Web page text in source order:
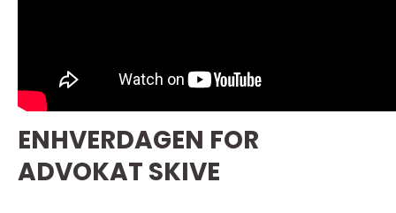
ENHVERDAGEN FOR
ADVOKAT SKIVE